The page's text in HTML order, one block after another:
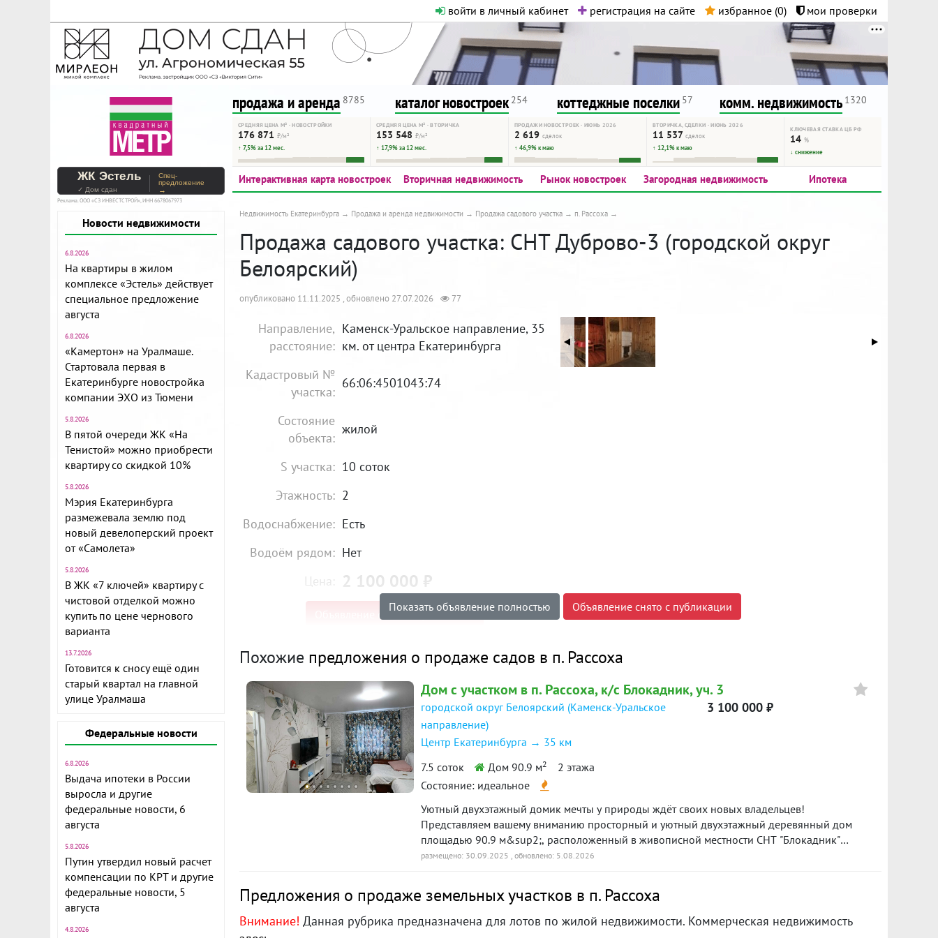
войти в личный кабинет регистрация на сайте избранное (0) мои проверки
На Метре реклама - только нормальная. Никакого шок-контента.
Помогайте независимому ресурсу, как он помогает вам. Удачи!
продажа и аренда 8785 каталог новостроек 254 коттеджные поселки 57 комм. недвижимость 1320
СРЕДНЯЯ ЦЕНА М² · НОВОСТРОЙКИ
176 871 ₽/м²
↑ 7,5% за 12 мес.
СРЕДНЯЯ ЦЕНА М² · ВТОРИЧКА
153 548 ₽/м²
↑ 17,9% за 12 мес.
ПРОДАЖИ НОВОСТРОЕК · ИЮНЬ 2026
2 619 сделок
↑ 46,9% к маю
ВТОРИЧКА, СДЕЛКИ · ИЮНЬ 2026
11 537 сделок
↑ 12,1% к маю
КЛЮЧЕВАЯ СТАВКА ЦБ РФ
14%
↓ снижение
ЖК Эстель
✓ Дом сдан
Спец-
предложение
→
Реклама. ООО «СЗ ИНВЕСТСТРОЙ», ИНН 6678067973
Новости недвижимости
6.8.2026
На квартиры в жилом
комплексе «Эстель» действует
специальное предложение
августа
6.8.2026
«Камертон» на Уралмаше.
Стартовала первая в
Екатеринбурге новостройка
компании ЭХО из Тюмени
5.8.2026
В пятой очереди ЖК «На
Тенистой» можно приобрести
квартиру со скидкой 10%
5.8.2026
Мэрия Екатеринбурга
размежевала землю под
новый девелоперский проект
от «Самолета»
5.8.2026
В ЖК «7 ключей» квартиру с
чистовой отделкой можно
купить по цене чернового
варианта
13.7.2026
Готовится к сносу ещё один
старый квартал на главной
улице Уралмаша
Федеральные новости
6.8.2026
Выдача ипотеки в России
выросла и другие
федеральные новости, 6
августа
5.8.2026
Путин утвердил новый расчет
компенсации по КРТ и другие
федеральные новости, 5
августа
4.8.2026
Интерактивная карта новостроек Вторичная недвижимость Рынок новостроек Загородная недвижимость Ипотека
Недвижимость Екатеринбурга Продажа и аренда недвижимости Продажа садового участка п. Рассоха
Продажа садового участка: СНТ Дуброво-3 (городской округ
Белоярский)
опубликовано 11.11.2025 , обновлено 27.07.2026 77
Направление,
расстояние:
Каменск-Уральское направление, 35
км. от центра Екатеринбурга
Кадастровый №
участка:
66:06:4501043:74
Состояние
объекта:
жилой
S участка: 10 соток
Этажность: 2
Водоснабжение: Есть
Водоём рядом: Нет
Цена:
2 100 000 ₽
Объявление снято с публикации
продажи:
«чистая» продажа
Объект № 195403. Продается ухоженный,
разработанный садовый участок отличной площадью
10 соток. Сад расположен в глубине леса, скрыт от
шума дорог, что дает возможность наслаждаться
тишиной, свежим воздухом и покоем.
На участке есть многолетние насаждения,
действующие теплицы, что позволит собрать отличный
Есть баня, зона отдыха и летний домик - после
отдохнуть и расслабиться.
Показать объявление полностью Объявление снято с публикации
Похожие предложения о продаже садов в п. Рассоха
Дом с участком в п. Рассоха, к/с Блокадник, уч. 3
городской округ Белоярский (Каменск-Уральское
направление)
Центр Екатеринбурга → 35 км
7.5 соток
Дом 90.9 м2
2 этажа
Состояние: идеальное
3 100 000 ₽
Уютный двухэтажный домик мечты у природы ждёт своих новых владельцев!
Представляем вашему вниманию просторный и уютный двухэтажный деревянный дом
площадью 90.9 м&sup2;, расположенный в живописной местности СНТ "Блокадник"
рядом с озером Рассоха.Этот прекрасный вариант жилья подойдёт тем, кто мечтает о
уголок отдыха на природе. Преимущества дома:Прочная деревянная конструкция в
отличном состоянии;Два этажа дают возможность комфортно разместить всех членов
семьи;Просторная планировка позволяет свободно обустроить пространство под
собственные нужды;Хорошее расположение участка с аккуратным ухоженным забором и
размещено: 30.09.2025 , обновлено: 5.08.2026
Предложения о продаже земельных участков в п. Рассоха
Внимание! Данная рубрика предназначена для лотов по жилой недвижимости. Коммерческая недвижимость